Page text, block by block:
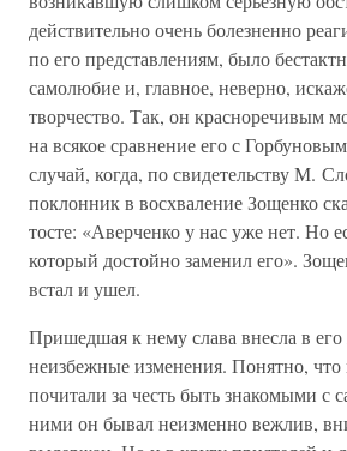
действительно очень болезненно
по его представлениям, было
самолюбие и, главное, неверно,
творчество. Так, он красноречивым
на всякое сравнение его с
случай, когда, по свидетельству М.
поклонник в восхваление Зощенко
тосте: «Аверченко у нас уже нет. Но
который достойно заменил его».
встал и ушел.
Пришедшая к нему слава внесла в
неизбежные изменения. Понятно,
почитали за честь быть знакомыми с
ними он бывал неизменно вежлив,